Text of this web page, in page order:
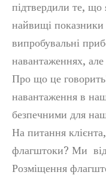
підтвердили те, що
найвищі
випробувальні
навантаженнях,
Про що це
навантаження в
безпечними для
На питання
флагштоки? Ми
Розміщення